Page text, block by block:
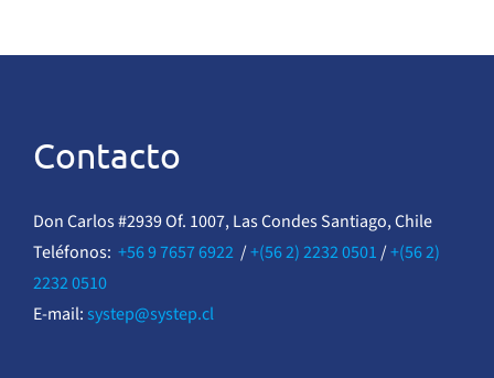
Contacto
Don Carlos #2939 Of. 1007, Las Condes Santiago, Chile
Teléfonos: +56 9 7657 6922/+(56 2) 2232 0501/+(56 2)
2232 0510
E-mail: systep@systep.cl